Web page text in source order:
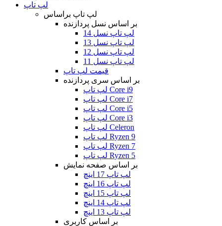
لپ تاپ
لپ تاپ براساس
بر اساس نسل پردازنده
لپ تاپ نسل 14
لپ تاپ نسل 13
لپ تاپ نسل 12
لپ تاپ نسل 11
قیمت لپ تاپ
بر اساس سری پردازنده
لپ تاپ Core i9
لپ تاپ Core i7
لپ تاپ Core i5
لپ تاپ Core i3
لپ تاپ Celeron
لپ تاپ Ryzen 9
لپ تاپ Ryzen 7
لپ تاپ Ryzen 5
بر اساس صفحه نمایش
لپ تاپ 17 اینچ
لپ تاپ 16 اینچ
لپ تاپ 15 اینچ
لپ تاپ 14 اینچ
لپ تاپ 13 اینچ
بر اساس کاربری